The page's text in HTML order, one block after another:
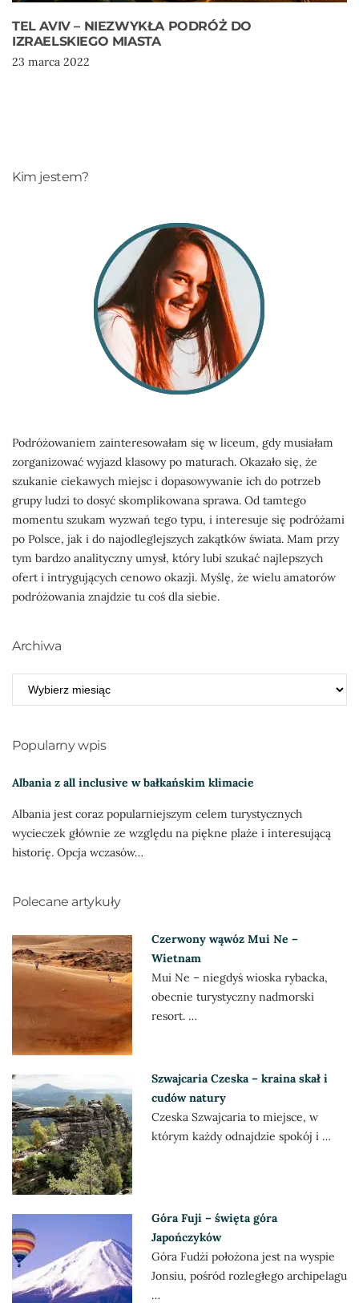
TEL AVIV – NIEZWYKŁA PODRÓŻ DO
IZRAELSKIEGO MIASTA
23 marca 2022
Kim jestem?
Podróżowaniem zainteresowałam się w liceum, gdy musiałam
zorganizować wyjazd klasowy po maturach. Okazało się, że
szukanie ciekawych miejsc i dopasowywanie ich do potrzeb
grupy ludzi to dosyć skomplikowana sprawa. Od tamtego
momentu szukam wyzwań tego typu, i interesuje się podróżami
po Polsce, jak i do najodleglejszych zakątków świata. Mam przy
tym bardzo analityczny umysł, który lubi szukać najlepszych
ofert i intrygujących cenowo okazji. Myślę, że wielu amatorów
podróżowania znajdzie tu coś dla siebie.
Archiwa
Popularny wpis
Albania z all inclusive w bałkańskim klimacie
Albania jest coraz popularniejszym celem turystycznych
wycieczek głównie ze względu na piękne plaże i interesującą
historię. Opcja wczasów…
Polecane artykuły
Czerwony wąwóz Mui Ne –
Wietnam
Mui Ne – niegdyś wioska rybacka,
obecnie turystyczny nadmorski
resort. …
Szwajcaria Czeska – kraina skał i
cudów natury
Czeska Szwajcaria to miejsce, w
którym każdy odnajdzie spokój i …
Góra Fuji – święta góra
Japończyków
Góra Fudżi położona jest na wyspie
Jonsiu, pośród rozległego archipelagu
…